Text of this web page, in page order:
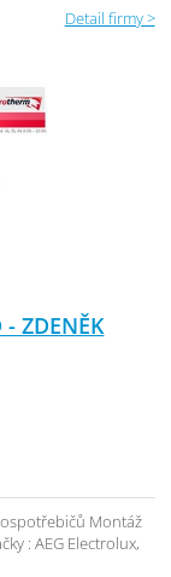
Detail firmy >
- ZDENĚK
Montáž
: AEG Electrolux,